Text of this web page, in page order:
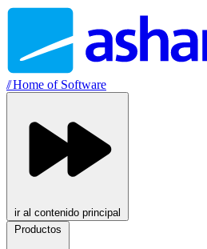
//Home of Software
ir al contenido principal
Productos